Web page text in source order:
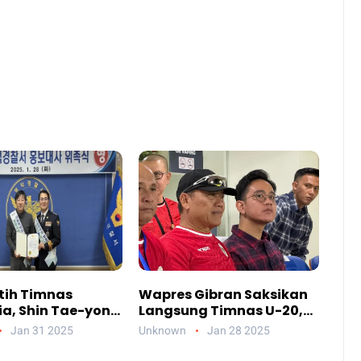
Timnas
Shin Tae-yong
Polisi
Jan 31 2025
Wapres Gibran Saksikan
Langsung Timnas U-20,
Dukung Kebangkitan
Unknown Jan 28 2025